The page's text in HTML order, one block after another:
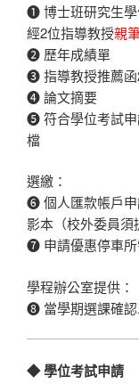
❶ 博士班研究生學
經2位指導教授親
❷ 歷年成績單
❸ 指導教授推薦
❹ 論文摘要
❺ 符合學位考試申
檔
選繳：
❻ 個人匯款帳戶
影本（校外委員須
❼ 申請優惠停車所
學程辦公室提供：
❽ 當學期選課確認
◆ 學位考試申請